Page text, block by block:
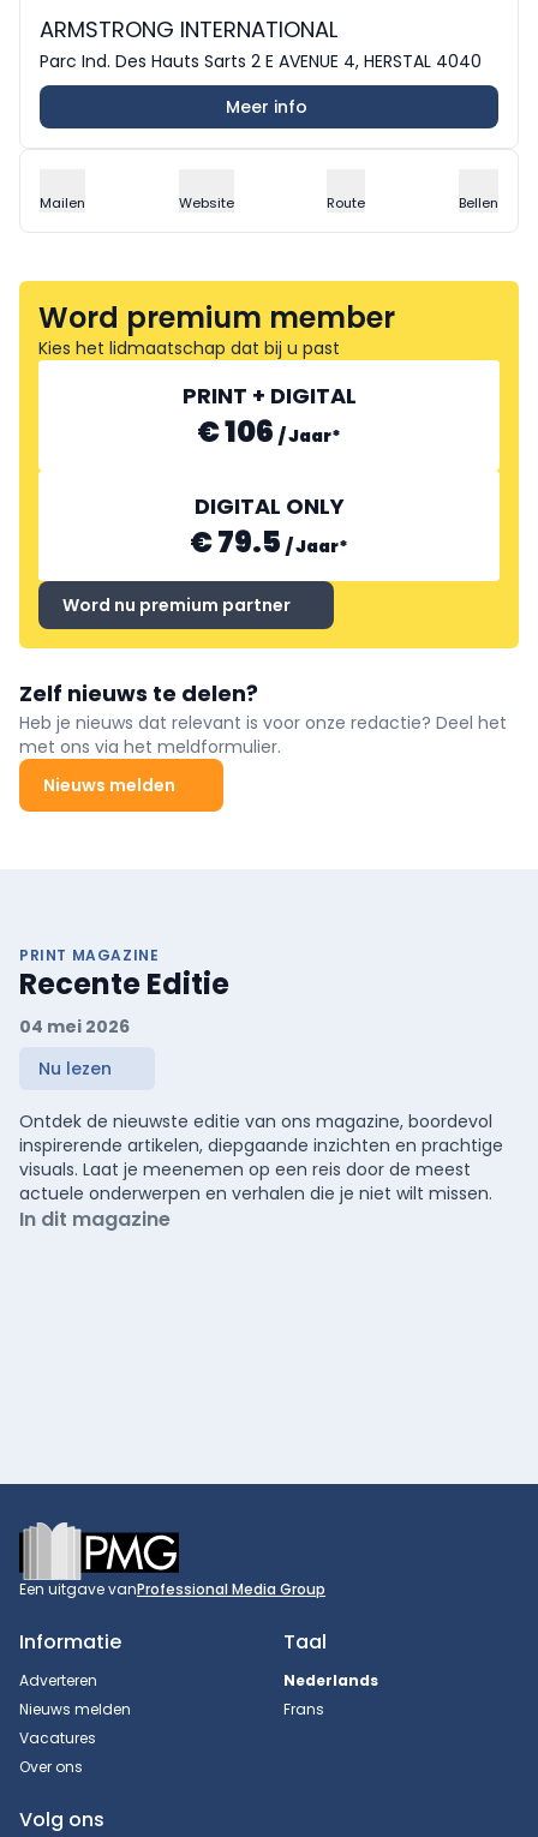
ARMSTRONG INTERNATIONAL
Parc Ind. Des Hauts Sarts 2 E AVENUE 4, HERSTAL 4040
Meer info
Mailen Website Route Bellen
Word premium member
Kies het lidmaatschap dat bij u past
PRINT + DIGITAL
€ 106 /Jaar*
DIGITAL ONLY
€ 79.5 /Jaar*
Word nu premium partner
Zelf nieuws te delen?
Heb je nieuws dat relevant is voor onze redactie? Deel het
met ons via het meldformulier.
Nieuws melden
PRINT MAGAZINE
Recente Editie
04 mei 2026
Nu lezen
Ontdek de nieuwste editie van ons magazine, boordevol
inspirerende artikelen, diepgaande inzichten en prachtige
visuals. Laat je meenemen op een reis door de meest
actuele onderwerpen en verhalen die je niet wilt missen.
In dit magazine
Footer
Een uitgave vanProfessional Media Group
Informatie
Adverteren
Nieuws melden
Vacatures
Over ons
Taal
Nederlands
Frans
Volg ons